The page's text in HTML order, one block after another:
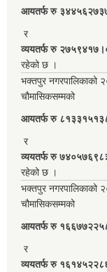
आयतर्फ रु‌
र
व्ययतर्फ रु
रहेको छ ।
भक्तपुर नगरपालिकाको
चौमासिकसम्मको
आयतर्फ रु‌
र
व्ययतर्फ रु
रहेको छ ।
भक्तपुर नगरपालिकाको
चौमासिकसम्मको
आयतर्फ रु‌
र
व्ययतर्फ रु